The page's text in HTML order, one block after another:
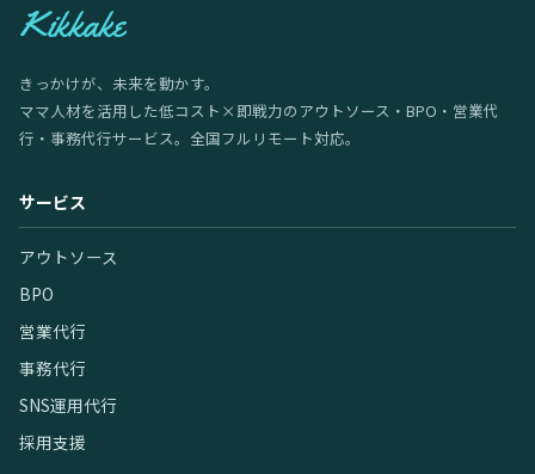
Kikkake
きっかけが、未来を動かす。
ママ人材を活用した低コスト×即戦力のアウトソース・BPO・営業代
行・事務代行サービス。全国フルリモート対応。
サービス
アウトソース
BPO
営業代行
事務代行
SNS運用代行
採用支援